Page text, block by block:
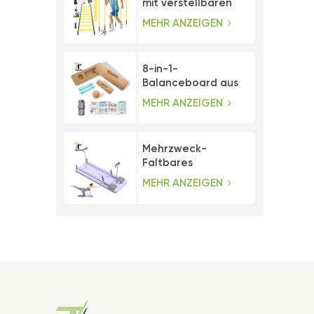
mit verstellbaren
Agility-Stangen
MEHR ANZEIGEN
8-in-1-
Balanceboard aus
Kork mit
MEHR ANZEIGEN
Mehrzweck-
Faltbares
Bauchmuskeltrainer-
MEHR ANZEIGEN